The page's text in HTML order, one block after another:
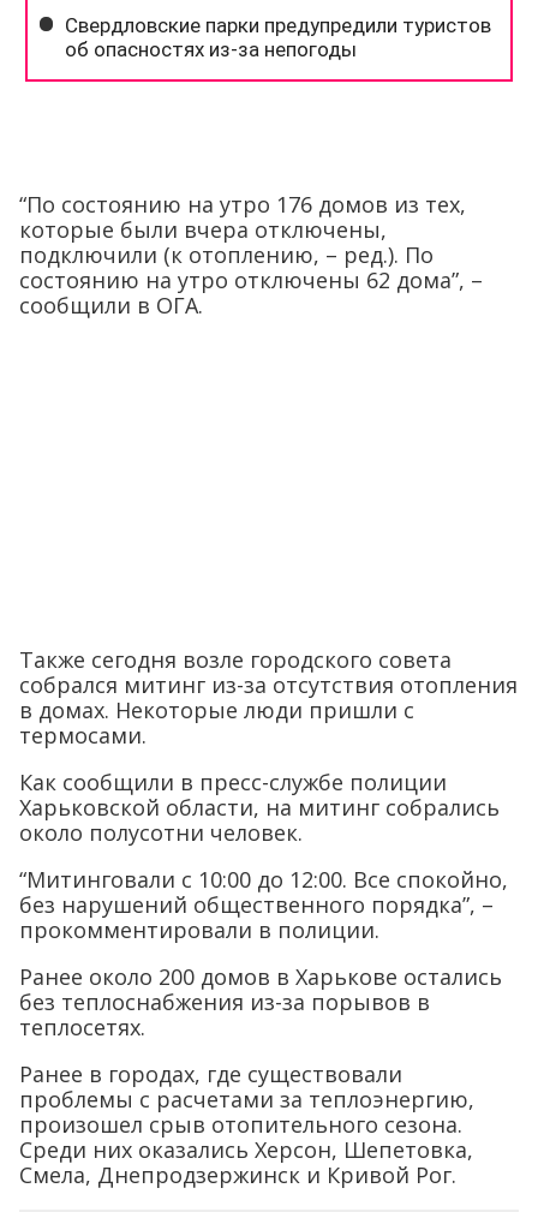
“По состоянию на утро 176 домов из тех,
которые были вчера отключены,
подключили (к отоплению, – ред.). По
состоянию на утро отключены 62 дома”, –
сообщили в ОГА.
Также сегодня возле городского совета
собрался митинг из-за отсутствия отопления
в домах. Некоторые люди пришли с
термосами.
Как сообщили в пресс-службе полиции
Харьковской области, на митинг собрались
около полусотни человек.
“Митинговали с 10:00 до 12:00. Все спокойно,
без нарушений общественного порядка”, –
прокомментировали в полиции.
Ранее около 200 домов в Харькове остались
без теплоснабжения из-за порывов в
теплосетях.
Ранее в городах, где существовали
проблемы с расчетами за теплоэнергию,
произошел срыв отопительного сезона.
Среди них оказались Херсон, Шепетовка,
Смела, Днепродзержинск и Кривой Рог.